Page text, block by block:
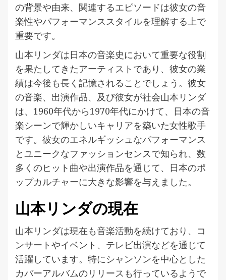
の背景や由来、関連するエピソードは彼女の音
楽性やパフォーマンススタイルを理解する上で
重要です。
山本リンダは日本の音楽史において重要な役割
を果たしてきたアーティストであり、彼女の業
績は今後も長く記憶されることでしょう。彼女
の音楽、出演作品、及び彼女が社会山本リンダ
は、1960年代から1970年代にかけて、日本の音
楽シーンで輝かしいキャリアを築いた女性歌手
です。彼女のエネルギッシュなパフォーマンス
とユニークなファッションセンスで知られ、数
多くのヒット曲や出演作品を通じて、日本のポ
ップカルチャーに大きな影響を与えました。
山本リンダの現在
山本リンダは現在も音楽活動を続けており、コ
ンサートやイベント、テレビ出演などを通じて
活躍しています。特にシャンソンを中心とした
カバーアルバムのリリースも行っているようで